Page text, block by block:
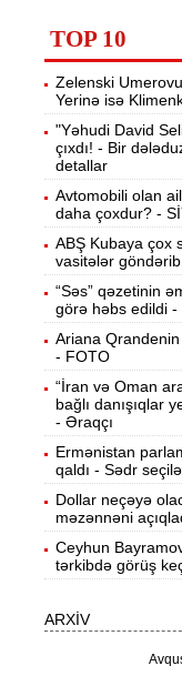
addımdır“ -
19:35
Ağdaşda 17
Valideynləri
19:18
Baş prokuror
FOTOLAR
19:00
Kiberpolis
təşkil edən
18:44
Azərbaycan
110-cu yerdə
18:25
Süleyman
hökm
18:08
Bəzi yerlərə
düşəcək -
17:50 “Kəpəz“
plastik
17:34
edir -Bəs
TOP 10
Zelenski
Yerinə isə
"Yəhudi David
çıxdı! - Bir
detallar
Avtomobili olan
daha çoxdur? -
ABŞ Kubaya çox
vasitələr göndərib
“Səs” qəzetinin
görə həbs edildi -
Ariana
- FOTO
“İran və Oman
bağlı danışıqlar
- Əraqçı
Ermənistan
qaldı - Sədr
Dollar neçəyə
məzənnəni
Ceyhun
tərkibdə görüş
ARXİV